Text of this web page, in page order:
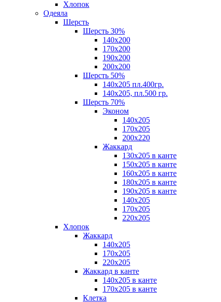
Хлопок
Одеяла
Шерсть
Шерсть 30%
140х200
170х200
190х200
200х200
Шерсть 50%
140х205 пл.400гр.
140х205, пл.500 гр.
Шерсть 70%
Эконом
140х205
170х205
200х220
Жаккард
130х205 в канте
150х205 в канте
160х205 в канте
180х205 в канте
190х205 в канте
140х205
170х205
220х205
Хлопок
Жаккард
140x205
170х205
220х205
Жаккард в канте
140х205 в канте
170х205 в канте
Клетка